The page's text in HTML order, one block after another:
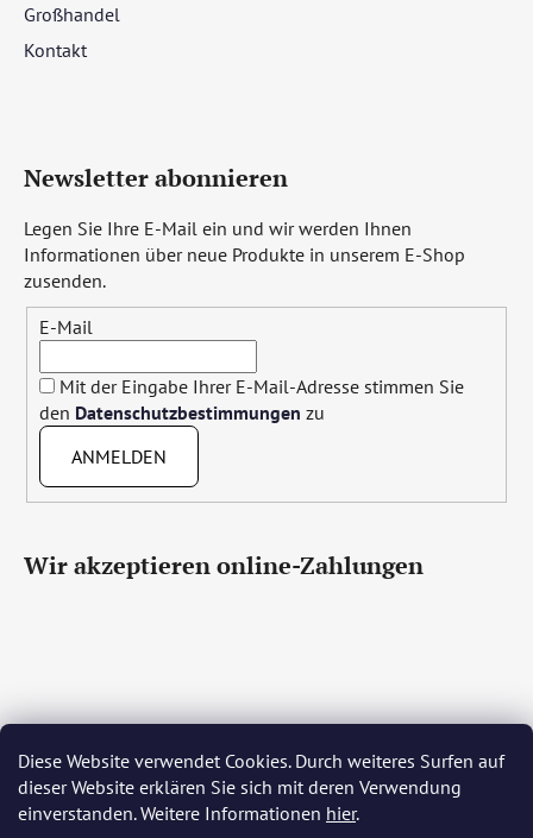
Diese Website verwendet Cookies. Durch weiteres Surfen auf
dieser Website erklären Sie sich mit deren Verwendung
einverstanden. Weitere Informationen hier.
Großhandel
Kontakt
Newsletter abonnieren
Legen Sie Ihre E-Mail ein und wir werden Ihnen
Informationen über neue Produkte in unserem E-Shop
zusenden.
E-Mail
Mit der Eingabe Ihrer E-Mail-Adresse stimmen Sie
den Datenschutzbestimmungen zu
ANMELDEN
Wir akzeptieren online-Zahlungen
Čeština Slovenčina English Deutsch Magyar
Język polski Română Italiano Español Français
Português Български Hrvatski Slovenščina